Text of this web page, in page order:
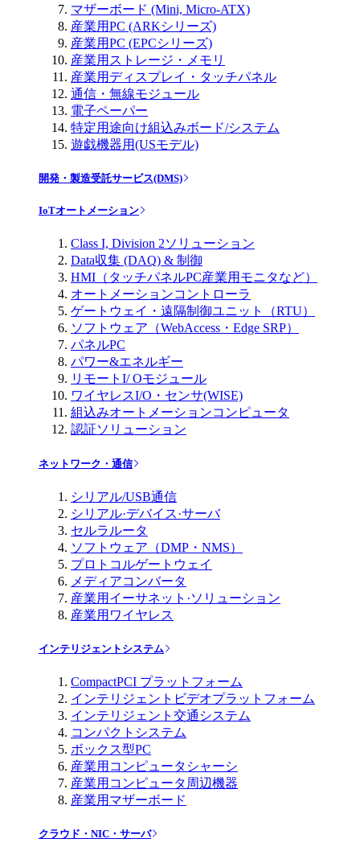
マザーボード (Mini, Micro-ATX)
産業用PC (ARKシリーズ)
産業用PC (EPCシリーズ)
産業用ストレージ・メモリ
産業用ディスプレイ・タッチパネル
通信・無線モジュール
電子ペーパー
特定用途向け組込みボード/システム
遊戯機器用(USモデル)
開発・製造受託サービス(DMS)
IoTオートメーション
Class I, Division 2ソリューション
Data収集 (DAQ) & 制御
HMI（タッチパネルPC産業用モニタなど）
オートメーションコントローラ
ゲートウェイ・遠隔制御ユニット（RTU）
ソフトウェア（WebAccess・Edge SRP）
パネルPC
パワー&エネルギー
リモートI/ Oモジュール
ワイヤレスI/O・センサ(WISE)
組込みオートメーションコンピュータ
認証ソリューション
ネットワーク・通信
シリアル/USB通信
シリアル·デバイス·サーバ
セルラルータ
ソフトウェア（DMP・NMS）
プロトコルゲートウェイ
メディアコンバータ
産業用イーサネット·ソリューション
産業用ワイヤレス
インテリジェントシステム
CompactPCI プラットフォーム
インテリジェントビデオプラットフォーム
インテリジェント交通システム
コンパクトシステム
ボックス型PC
産業用コンピュータシャーシ
産業用コンピュータ周辺機器
産業用マザーボード
クラウド・NIC・サーバ